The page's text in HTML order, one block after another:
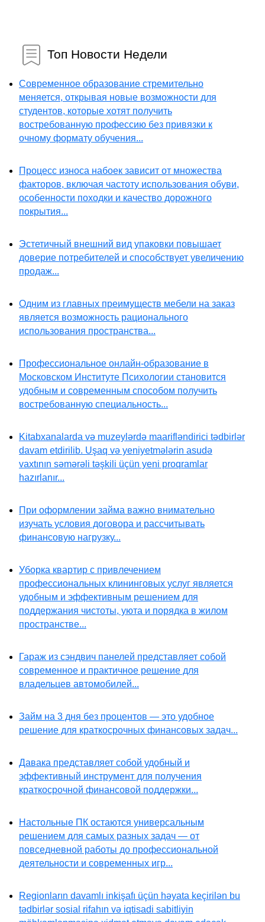
Топ Новости Недели
Современное образование стремительно
меняется, открывая новые возможности для
студентов, которые хотят получить
востребованную профессию без привязки к
очному формату обучения...
Процесс износа набоек зависит от множества
факторов, включая частоту использования обуви,
особенности походки и качество дорожного
покрытия...
Эстетичный внешний вид упаковки повышает
доверие потребителей и способствует увеличению
продаж...
Одним из главных преимуществ мебели на заказ
является возможность рационального
использования пространства...
Профессиональное онлайн-образование в
Московском Институте Психологии становится
удобным и современным способом получить
востребованную специальность...
Kitabxanalarda və muzeylərdə maarifləndirici tədbirlər
davam etdirilib. Uşaq və yeniyetmələrin asudə
vaxtının səmərəli təşkili üçün yeni proqramlar
hazırlanır...
При оформлении займа важно внимательно
изучать условия договора и рассчитывать
финансовую нагрузку...
Уборка квартир с привлечением
профессиональных клининговых услуг является
удобным и эффективным решением для
поддержания чистоты, уюта и порядка в жилом
пространстве...
Гараж из сэндвич панелей представляет собой
современное и практичное решение для
владельцев автомобилей...
Займ на 3 дня без процентов — это удобное
решение для краткосрочных финансовых задач...
Давака представляет собой удобный и
эффективный инструмент для получения
краткосрочной финансовой поддержки...
Настольные ПК остаются универсальным
решением для самых разных задач — от
повседневной работы до профессиональной
деятельности и современных игр...
Regionların davamlı inkişafı üçün həyata keçirilən bu
tədbirlər sosial rifahın və iqtisadi sabitliyin